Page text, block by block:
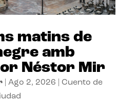
matins de
amb
Néstor Mir
| Ago 2, 2026
Cuento de